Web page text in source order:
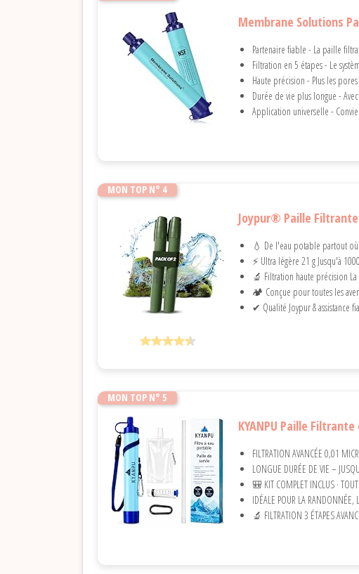
Membrane Solutions
Partenaire fiable - La paille
Filtration en 5 étapes - Le
Haute précision - Plus les
Durée de vie plus longue -
Application universelle -
MON TOP N° 4
Joypur® Paille
💧 De l'eau potable partout
⚡ Ultra légère 21 g Jusqu'à
🔬 Filtration haute précision
🏕️ Conçue pour toutes les
✔ Qualité Joypur & assistance
MON TOP N° 5
KYANPU Paille
FILTRATION AVANCÉE 0,01
LONGUE DURÉE DE VIE –
🎒 KIT COMPLET INCLUS ·
IDÉALE POUR LA
🔬 FILTRATION 3 ÉTAPES